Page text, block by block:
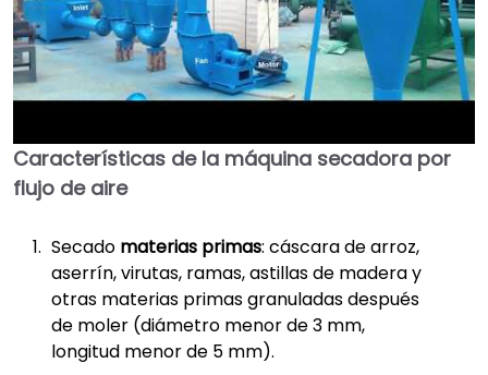
►
Características de la máquina secadora por
flujo de aire
Secado materias primas: cáscara de arroz,
aserrín, virutas, ramas, astillas de madera y
otras materias primas granuladas después
de moler (diámetro menor de 3 mm,
longitud menor de 5 mm).